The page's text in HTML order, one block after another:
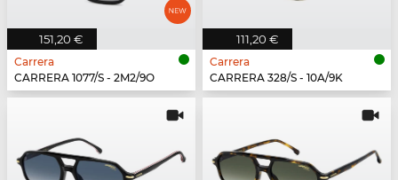
151,20 €
Carrera
CARRERA 1077/S - 2M2/9O
111,20 €
Carrera
CARRERA 328/S - 10A/9K